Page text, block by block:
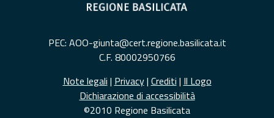
PEC: AOO-giunta@cert.regione.basilicata.it
C.F. 80002950766
Note legali | Privacy| Crediti | Il Logo
Dichiarazione di accessibilità
©2010 Regione Basilicata